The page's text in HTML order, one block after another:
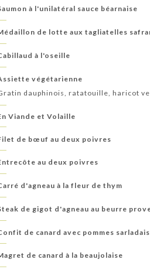
à l'unilatéral sauce béarnaise
de lotte aux tagliatelles
à l'oseille
végétarienne
dauphinois, ratatouille, haricot
Viande et Volaille
de bœuf au deux poivres
au deux poivres
d'agneau à la fleur de thym
de gigot d'agneau au beurre
de canard avec pommes
de canard à la beaujolaise